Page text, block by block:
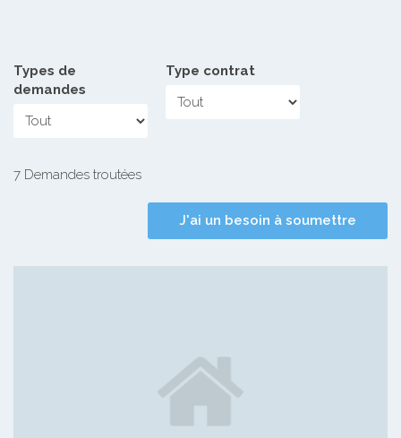
Types de
demandes
Type contrat
7 Demandes troutées
J'ai un besoin à soumettre